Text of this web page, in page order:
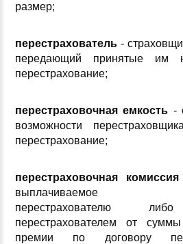
размер;
перестрахователь -
передающий принятые им
перестрахование;
перестраховочная емкость -
возможности
перестрахование;
перестраховочная комиссия
выплачиваемое
перестрахователю
перестрахователем от суммы
премии по договору